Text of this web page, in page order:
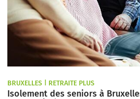
BRUXELLES | RETRAITE PLUS
Isolement des seniors à